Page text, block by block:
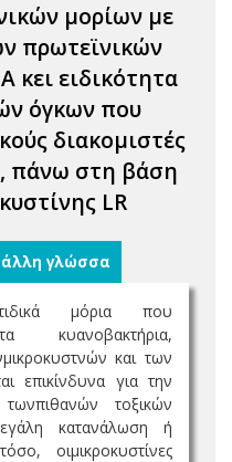
μορίων με
πρωτεϊνικών
ειδικότητα
όγκων που
διακομιστές
πάνω στη βάση
LR
γλώσσα
µόρια που
κυανοβακτήρια,
και των
επικίνδυνα για την
τοξικών
κατανάλωση ή
οιµικροκυστίνες